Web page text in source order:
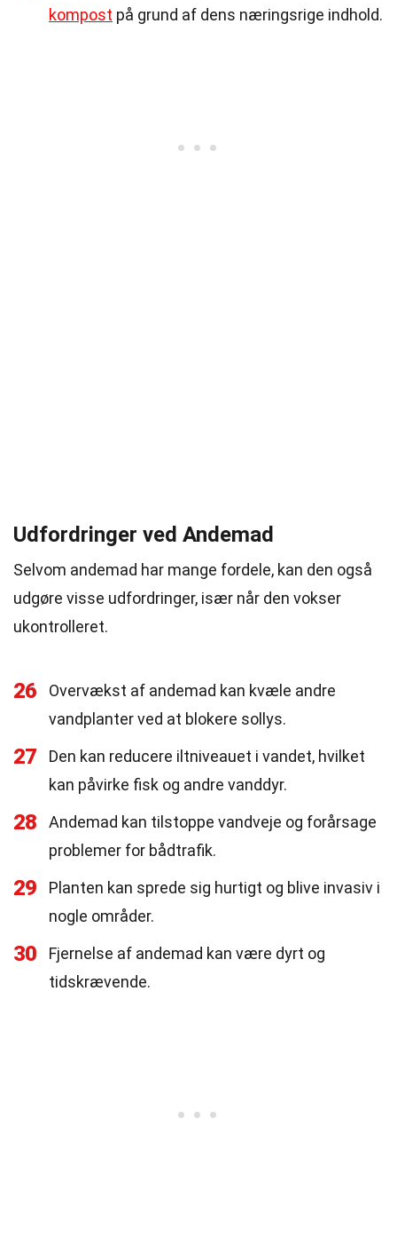
kompost på grund af dens næringsrige indhold.
Udfordringer ved Andemad
Selvom andemad har mange fordele, kan den også
udgøre visse udfordringer, især når den vokser
ukontrolleret.
26
Overvækst af andemad kan kvæle andre
vandplanter ved at blokere sollys.
27
Den kan reducere iltniveauet i vandet, hvilket
kan påvirke fisk og andre vanddyr.
28
Andemad kan tilstoppe vandveje og forårsage
problemer for bådtrafik.
29
Planten kan sprede sig hurtigt og blive invasiv i
nogle områder.
30
Fjernelse af andemad kan være dyrt og
tidskrævende.